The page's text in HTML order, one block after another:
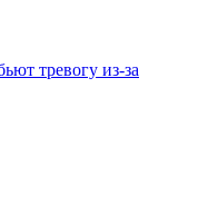
тревогу из-за